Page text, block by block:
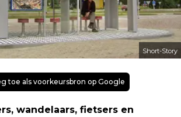
Short-Story
toe als voorkeursbron op Google
wandelaars, fietsers en